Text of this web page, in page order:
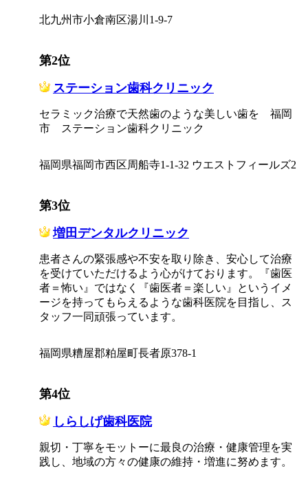
北九州市小倉南区湯川1-9-7
第2位
ステーション歯科クリニック
セラミック治療で天然歯のような美しい歯を 福岡
市 ステーション歯科クリニック
福岡県福岡市西区周船寺1-1-32 ウエストフィールズ2
第3位
増田デンタルクリニック
患者さんの緊張感や不安を取り除き、安心して治療
を受けていただけるよう心がけております。『歯医
者＝怖い』ではなく『歯医者＝楽しい』というイメ
ージを持ってもらえるような歯科医院を目指し、ス
タッフ一同頑張っています。
福岡県糟屋郡粕屋町長者原378-1
第4位
しらしげ歯科医院
親切・丁寧をモットーに最良の治療・健康管理を実
践し、地域の方々の健康の維持・増進に努めます。